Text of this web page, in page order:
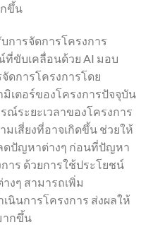
ขึ้น
การจัดการโครงการ
ที่ขับเคลื่อนด้วย AI มอบ
ดการโครงการโดย
เตอร์ของโครงการปัจจุบัน
ณ์ระยะเวลาของโครงการ
เสี่ยงที่อาจเกิดขึ้น ช่วยให้
ดปัญหาต่างๆ ก่อนที่ปัญหา
าร ด้วยการใช้ประโยชน์
งๆ สามารถเพิ่ม
นินการโครงการ ส่งผลให้
ากขึ้น